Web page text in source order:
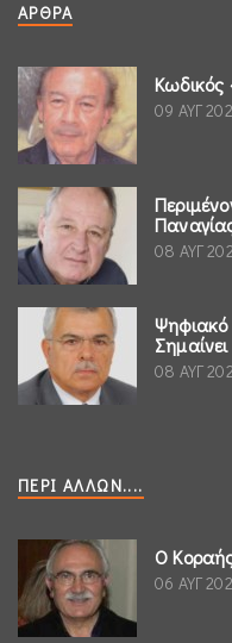
ΆΡΘΡΑ
Κωδικός
09 ΑΥΓ
08 ΑΥΓ
Ψηφιακό
08 ΑΥΓ
ΠΕΡΊ ΆΛΛΩΝ....
Ο
06 ΑΥΓ